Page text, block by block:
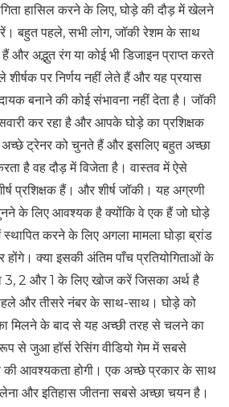
हासिल करने के लिए, घोड़े की दौड़ में खेलने
बहुत पहले, सभी लोग, जॉकी रेशम के साथ
और अद्भुत रंग या कोई भी डिजाइन प्राप्त करते
पर निर्णय नहीं लेते हैं और यह प्रयास
बनाने की कोई संभावना नहीं देता है। जॉकी
कर रहा है और आपके घोड़े का प्रशिक्षक
ट्रेनर को चुनते हैं और इसलिए बहुत अच्छा
है वह दौड़ में विजेता है। वास्तव में ऐसे
प्रशिक्षक हैं। और शीर्ष जॉकी। यह अग्रणी
के लिए आवश्यक है क्योंकि वे एक हैं जो घोड़े
करने के लिए अगला मामला घोड़ा ब्रांड
क्या इसकी अंतिम पाँच प्रतियोगिताओं के
3, 2 और 1 के लिए खोज करें जिसका अर्थ है
और तीसरे नंबर के साथ-साथ। घोड़े को
मिलने के बाद से यह अच्छी तरह से चलने का
से जुआ हॉर्स रेसिंग वीडियो गेम में सबसे
की आवश्यकता होगी। एक अच्छे प्रकार के साथ
और इतिहास जीतना सबसे अच्छा चयन है।